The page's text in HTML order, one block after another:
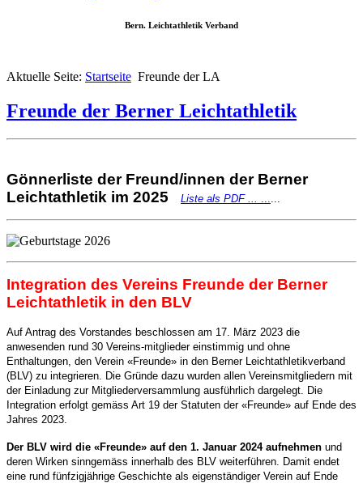
Bern. Leichtathletik Verband
Aktuelle Seite: Startseite Freunde der LA
Freunde der Berner Leichtathletik
Gönnerliste der Freund/innen der Berner
Leichtathletik im 2025
Liste als PDF ...
Integration des Vereins Freunde der Berner
Leichtathletik in den BLV
Auf Antrag des Vorstandes beschlossen am 17. März 2023 die
anwesenden rund 30 Vereins-mitglieder einstimmig und ohne
Enthaltungen, den Verein «Freunde» in den Berner Leichtathletikverband
(BLV) zu integrieren. Die Gründe dazu wurden allen Vereinsmitgliedern mit
der Einladung zur Mitgliederversammlung ausführlich dargelegt. Die
Integration erfolgt gemäss Art 19 der Statuten der «Freunde» auf Ende des
Jahres 2023.
Der BLV wird die «Freunde» auf den 1. Januar 2024 aufnehmen und
deren Wirken sinngemäss innerhalb des BLV weiterführen. Damit endet
eine rund fünfzigjährige Geschichte als eigenständiger Verein auf Ende